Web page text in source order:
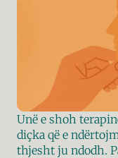
Unë e shoh
diçka që e
thjesht ju ndodh.